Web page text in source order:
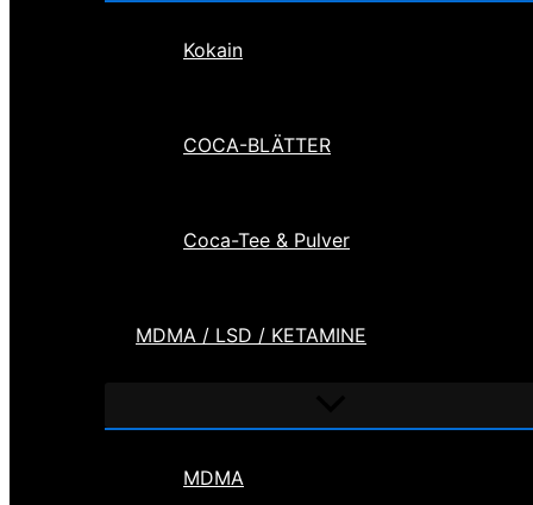
Kokain
COCA-BLÄTTER
Coca-Tee & Pulver
MDMA / LSD / KETAMINE
umschalten
MDMA